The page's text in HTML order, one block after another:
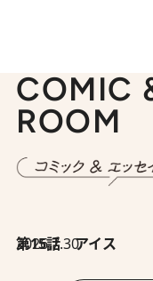
COMIC
ROOM
2026.7.30
第15話 アイス